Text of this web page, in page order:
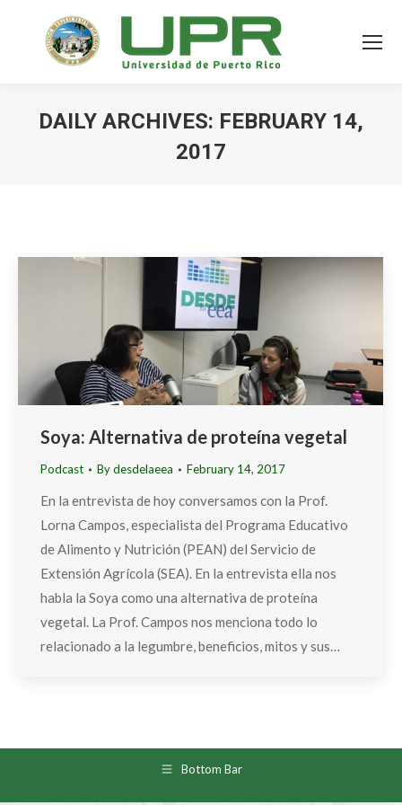
DAILY ARCHIVES: FEBRUARY 14,
2017
Soya: Alternativa de proteína vegetal
Podcast Bydesdelaeea February 14, 2017
En la entrevista de hoy conversamos con la Prof.
Lorna Campos, especialista del Programa Educativo
de Alimento y Nutrición (PEAN) del Servicio de
Extensión Agrícola (SEA). En la entrevista ella nos
habla la Soya como una alternativa de proteína
vegetal. La Prof. Campos nos menciona todo lo
relacionado a la legumbre, beneficios, mitos y sus…
Bottom Bar